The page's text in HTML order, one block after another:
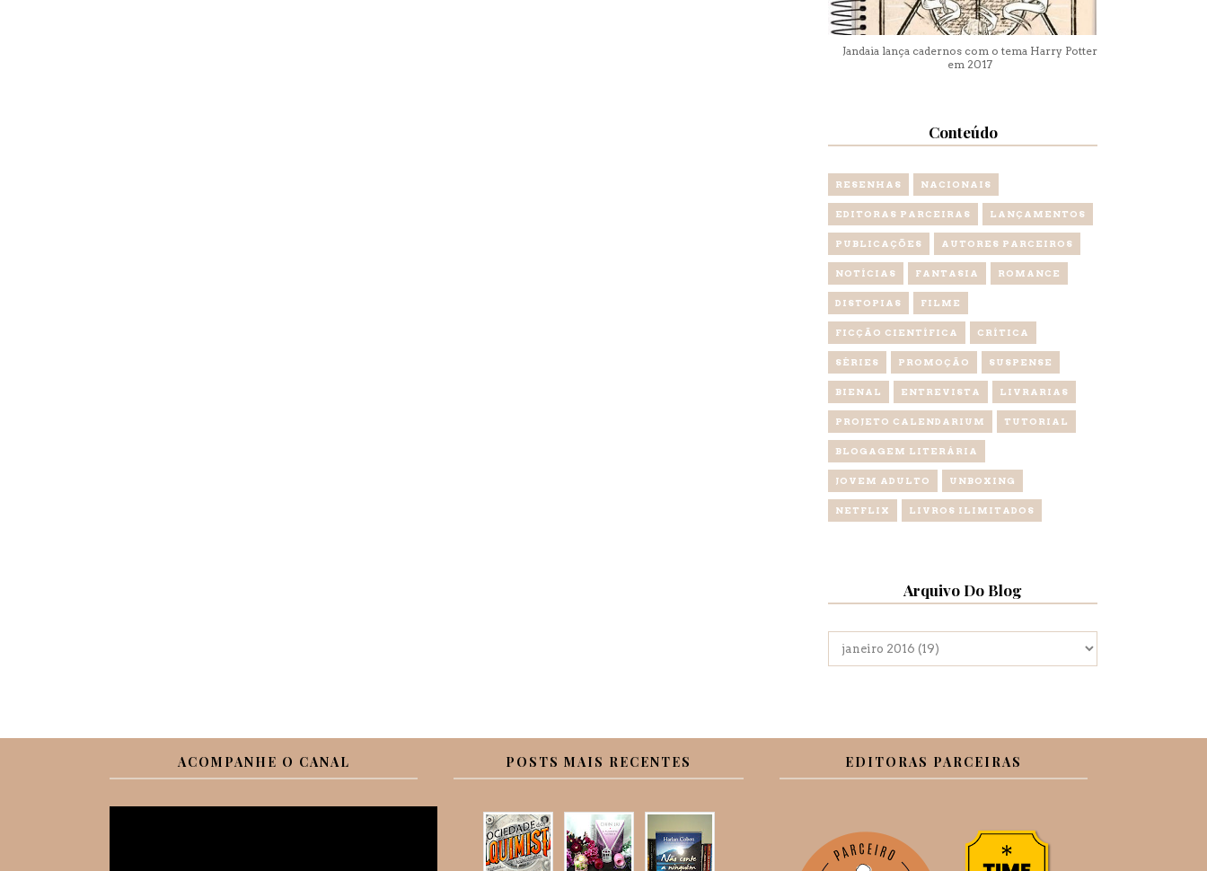
Jandaia lança cadernos com o tema Harry Potter
em 2017
Conteúdo
RESENHAS NACIONAIS
EDITORAS PARCEIRAS LANÇAMENTOS
PUBLICAÇÕES AUTORES PARCEIROS
NOTÍCIAS FANTASIA ROMANCE
DISTOPIAS FILME
FICÇÃO CIENTÍFICA CRÍTICA
SÉRIES PROMOÇÃO SUSPENSE
BIENAL ENTREVISTA LIVRARIAS
PROJETO CALENDARIUM TUTORIAL
BLOGAGEM LITERÁRIA
JOVEM ADULTO UNBOXING
NETFLIX LIVROS ILIMITADOS
Arquivo Do Blog
ACOMPANHE O CANAL POSTS MAIS RECENTES EDITORAS PARCEIRAS